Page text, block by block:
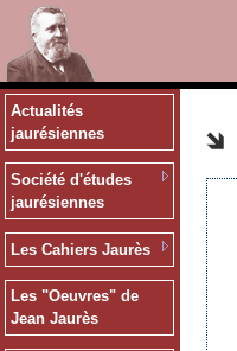
Actualités
jaurésiennes
Société d'études
jaurésiennes
Les Cahiers Jaurès
Les "Oeuvres" de
Jean Jaurès